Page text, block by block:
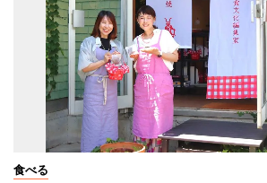
食べる